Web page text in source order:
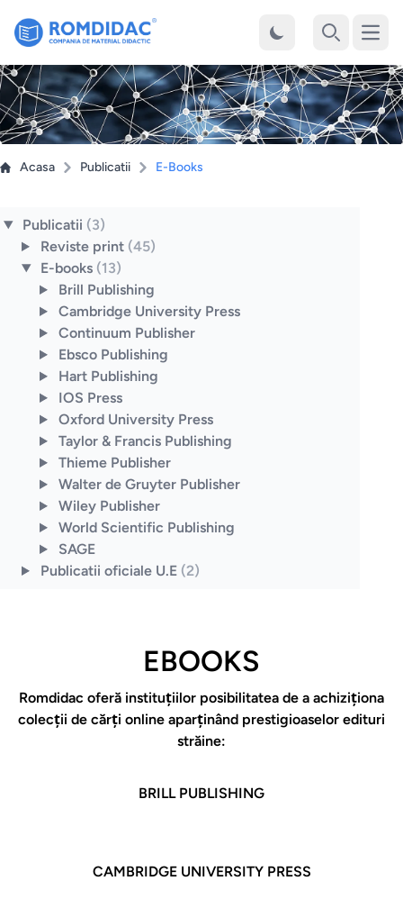
Acasa Publicatii E-Books
Publicatii (3)
Reviste print (45)
E-books (13)
Brill Publishing
Cambridge University Press
Continuum Publisher
Ebsco Publishing
Hart Publishing
IOS Press
Oxford University Press
Taylor & Francis Publishing
Thieme Publisher
Walter de Gruyter Publisher
Wiley Publisher
World Scientific Publishing
SAGE
Publicatii oficiale U.E (2)
EBOOKS
Romdidac oferă instituţiilor posibilitatea de a achiziţiona
colecţii de cărţi online aparţinând prestigioaselor edituri
străine:
BRILL PUBLISHING
CAMBRIDGEUNIVERSITY PRESS